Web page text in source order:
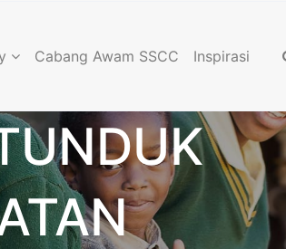
Cabang Awam SSCC Inspirasi